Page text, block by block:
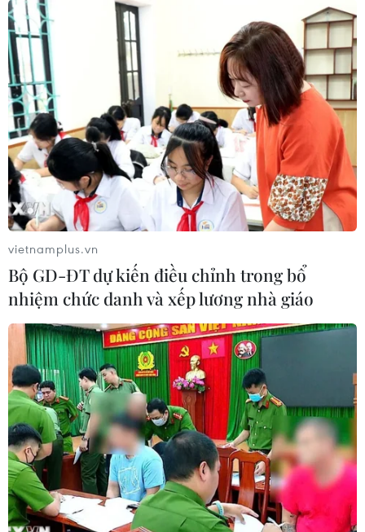
vietnamplus.vn
Bộ GD-ĐT dự kiến điều chỉnh trong bổ
nhiệm chức danh và xếp lương nhà giáo